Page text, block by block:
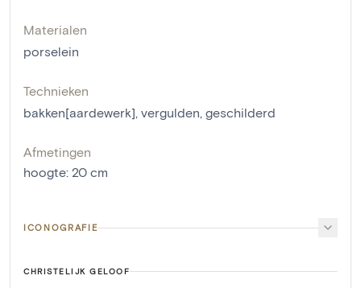
Materialen
porselein
Technieken
bakken[aardewerk], vergulden, geschilderd
Afmetingen
hoogte: 20 cm
ICONOGRAFIE
CHRISTELIJK GELOOF